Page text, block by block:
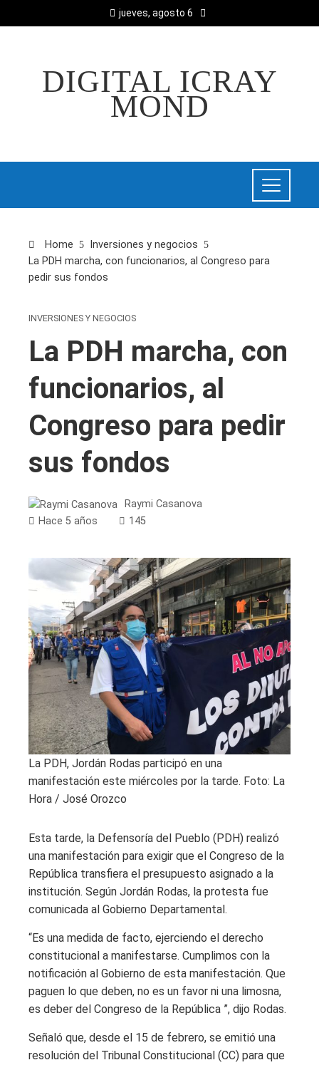
jueves, agosto 6
DIGITAL ICRAY
MOND
Home
Inversiones y negocios
La PDH marcha, con funcionarios, al Congreso para
pedir sus fondos
INVERSIONES Y NEGOCIOS
La PDH marcha, con
funcionarios, al
Congreso para pedir
sus fondos
Raymi Casanova
Hace 5 años
145
La PDH, Jordán Rodas participó en una
manifestación este miércoles por la tarde. Foto: La
Hora / José Orozco
Esta tarde, la Defensoría del Pueblo (PDH) realizó
una manifestación para exigir que el Congreso de la
República transfiera el presupuesto asignado a la
institución. Según Jordán Rodas, la protesta fue
comunicada al Gobierno Departamental.
“Es una medida de facto, ejerciendo el derecho
constitucional a manifestarse. Cumplimos con la
notificación al Gobierno de esta manifestación. Que
paguen lo que deben, no es un favor ni una limosna,
es deber del Congreso de la República ”, dijo Rodas.
Señaló que, desde el 15 de febrero, se emitió una
resolución del Tribunal Constitucional (CC) para que